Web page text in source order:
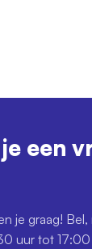
een
je graag!
uur tot 17:00